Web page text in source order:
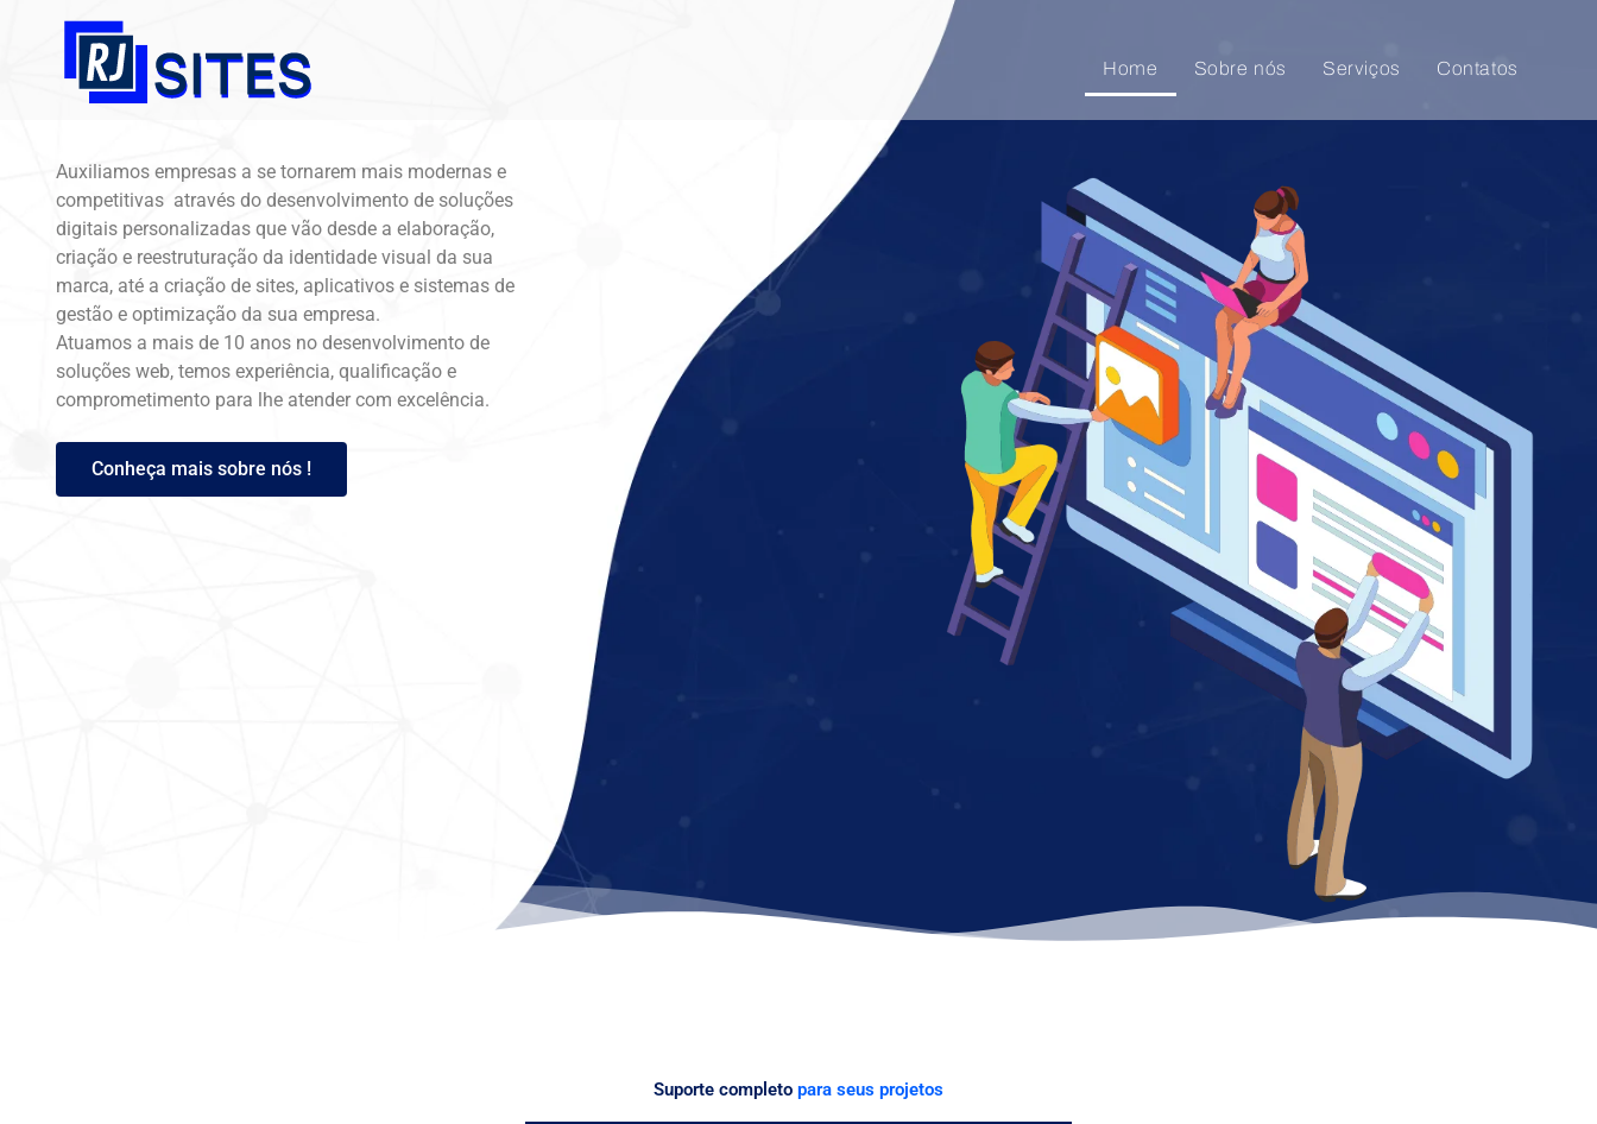
Home Sobre nós Serviços Contatos
Auxiliamos empresas a se tornarem mais modernas e
competitivas através do desenvolvimento de soluções
digitais personalizadas que vão desde a elaboração,
criação e reestruturação da identidade visual da sua
marca, até a criação de sites, aplicativos e sistemas de
gestão e optimização da sua empresa.
Atuamos a mais de 10 anos no desenvolvimento de
soluções web, temos experiência, qualificação e
comprometimento para lhe atender com excelência.
Conheça mais sobre nós !
Suporte completo para seus projetos